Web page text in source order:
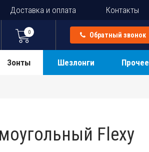
Доставка и оплата Контакты
0 Обратный звонок
Зонты Шезлонги Прочее
Flexy